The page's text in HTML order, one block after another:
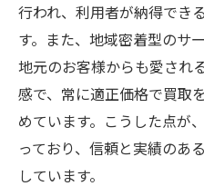
行われ、利用者が納得でき
す。また、地域密着型のサ
地元のお客様からも愛され
感で、常に適正価格で買取
めています。こうした点が
っており、信頼と実績のあ
しています。